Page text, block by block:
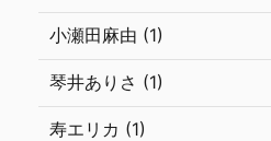
小瀬田麻由 (1)
琴井ありさ (1)
寿エリカ (1)